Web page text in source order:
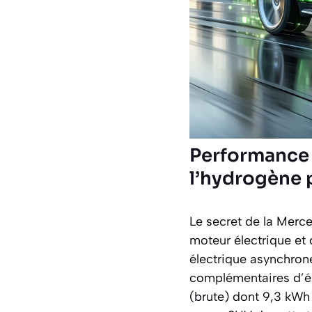
l’hydrogène
Le secret de la
moteur électrique et
électrique
complémentaires
(brute) dont 9,3